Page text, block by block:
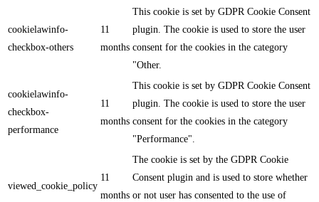
cookielawinfo-
checkbox-others
11
months
This cookie is set by GDPR Cookie Consent
plugin. The cookie is used to store the user
consent for the cookies in the category
"Other.
cookielawinfo-
checkbox-
performance
11
months
This cookie is set by GDPR Cookie Consent
plugin. The cookie is used to store the user
consent for the cookies in the category
"Performance".
viewed_cookie_policy
11
months
The cookie is set by the GDPR Cookie
Consent plugin and is used to store whether
or not user has consented to the use of